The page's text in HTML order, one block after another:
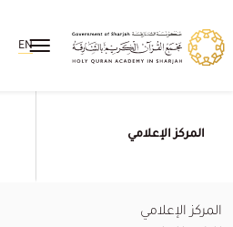
EN
المركز الإعلامي
المركز الإعلامي